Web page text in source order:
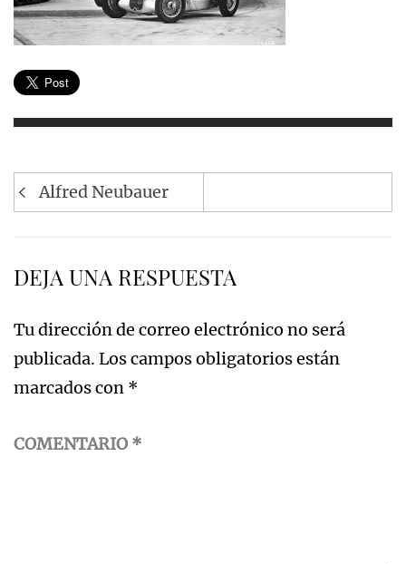
Navegación
de
Alfred Neubauer
DEJA UNA RESPUESTA
Tu dirección de correo electrónico no será
publicada. Los campos obligatorios están
marcados con *
COMENTARIO *